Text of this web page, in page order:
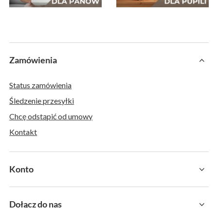
Zamówienia
Status zamówienia
Śledzenie przesyłki
Chcę odstąpić od umowy
Kontakt
Konto
Dołącz do nas